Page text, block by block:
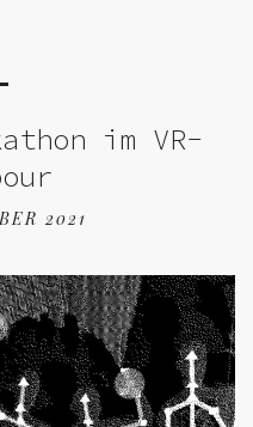
im VR-
2021